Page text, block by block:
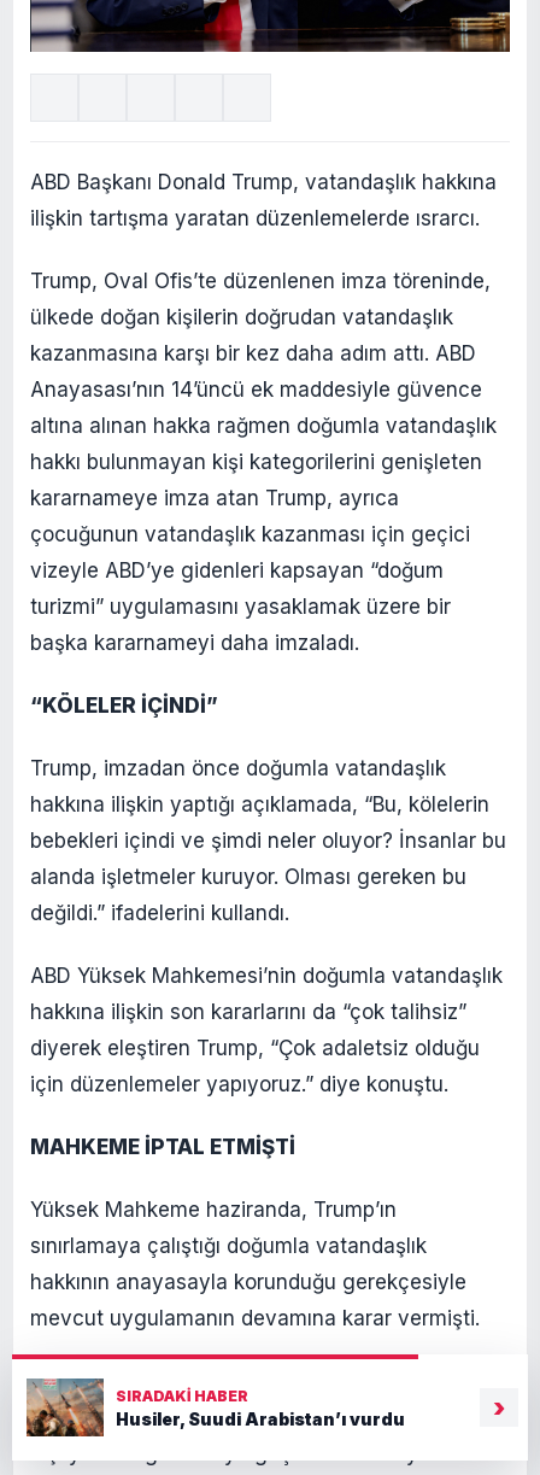
ABD Başkanı Donald Trump, vatandaşlık hakkına
ilişkin tartışma yaratan düzenlemelerde ısrarcı.
Trump, Oval Ofis’te düzenlenen imza töreninde,
ülkede doğan kişilerin doğrudan vatandaşlık
kazanmasına karşı bir kez daha adım attı. ABD
Anayasası’nın 14’üncü ek maddesiyle güvence
altına alınan hakka rağmen doğumla vatandaşlık
hakkı bulunmayan kişi kategorilerini genişleten
kararnameye imza atan Trump, ayrıca
çocuğunun vatandaşlık kazanması için geçici
vizeyle ABD’ye gidenleri kapsayan “doğum
turizmi” uygulamasını yasaklamak üzere bir
başka kararnameyi daha imzaladı.
“KÖLELER İÇİNDİ”
Trump, imzadan önce doğumla vatandaşlık
hakkına ilişkin yaptığı açıklamada, “Bu, kölelerin
bebekleri içindi ve şimdi neler oluyor? İnsanlar bu
alanda işletmeler kuruyor. Olması gereken bu
değildi.” ifadelerini kullandı.
ABD Yüksek Mahkemesi’nin doğumla vatandaşlık
hakkına ilişkin son kararlarını da “çok talihsiz”
diyerek eleştiren Trump, “Çok adaletsiz olduğu
için düzenlemeler yapıyoruz.” diye konuştu.
MAHKEME İPTAL ETMİŞTİ
Yüksek Mahkeme haziranda, Trump’ın
sınırlamaya çalıştığı doğumla vatandaşlık
hakkının anayasayla korunduğu gerekçesiyle
mevcut uygulamanın devamına karar vermişti.
Trump’ın ikinci başkanlık döneminin ilk gününde
yayımladığı başkanlık kararnamesi, ülkeye yasa
SIRADAKI HABER
Husiler, Suudi Arabistan’ı vurdu ›